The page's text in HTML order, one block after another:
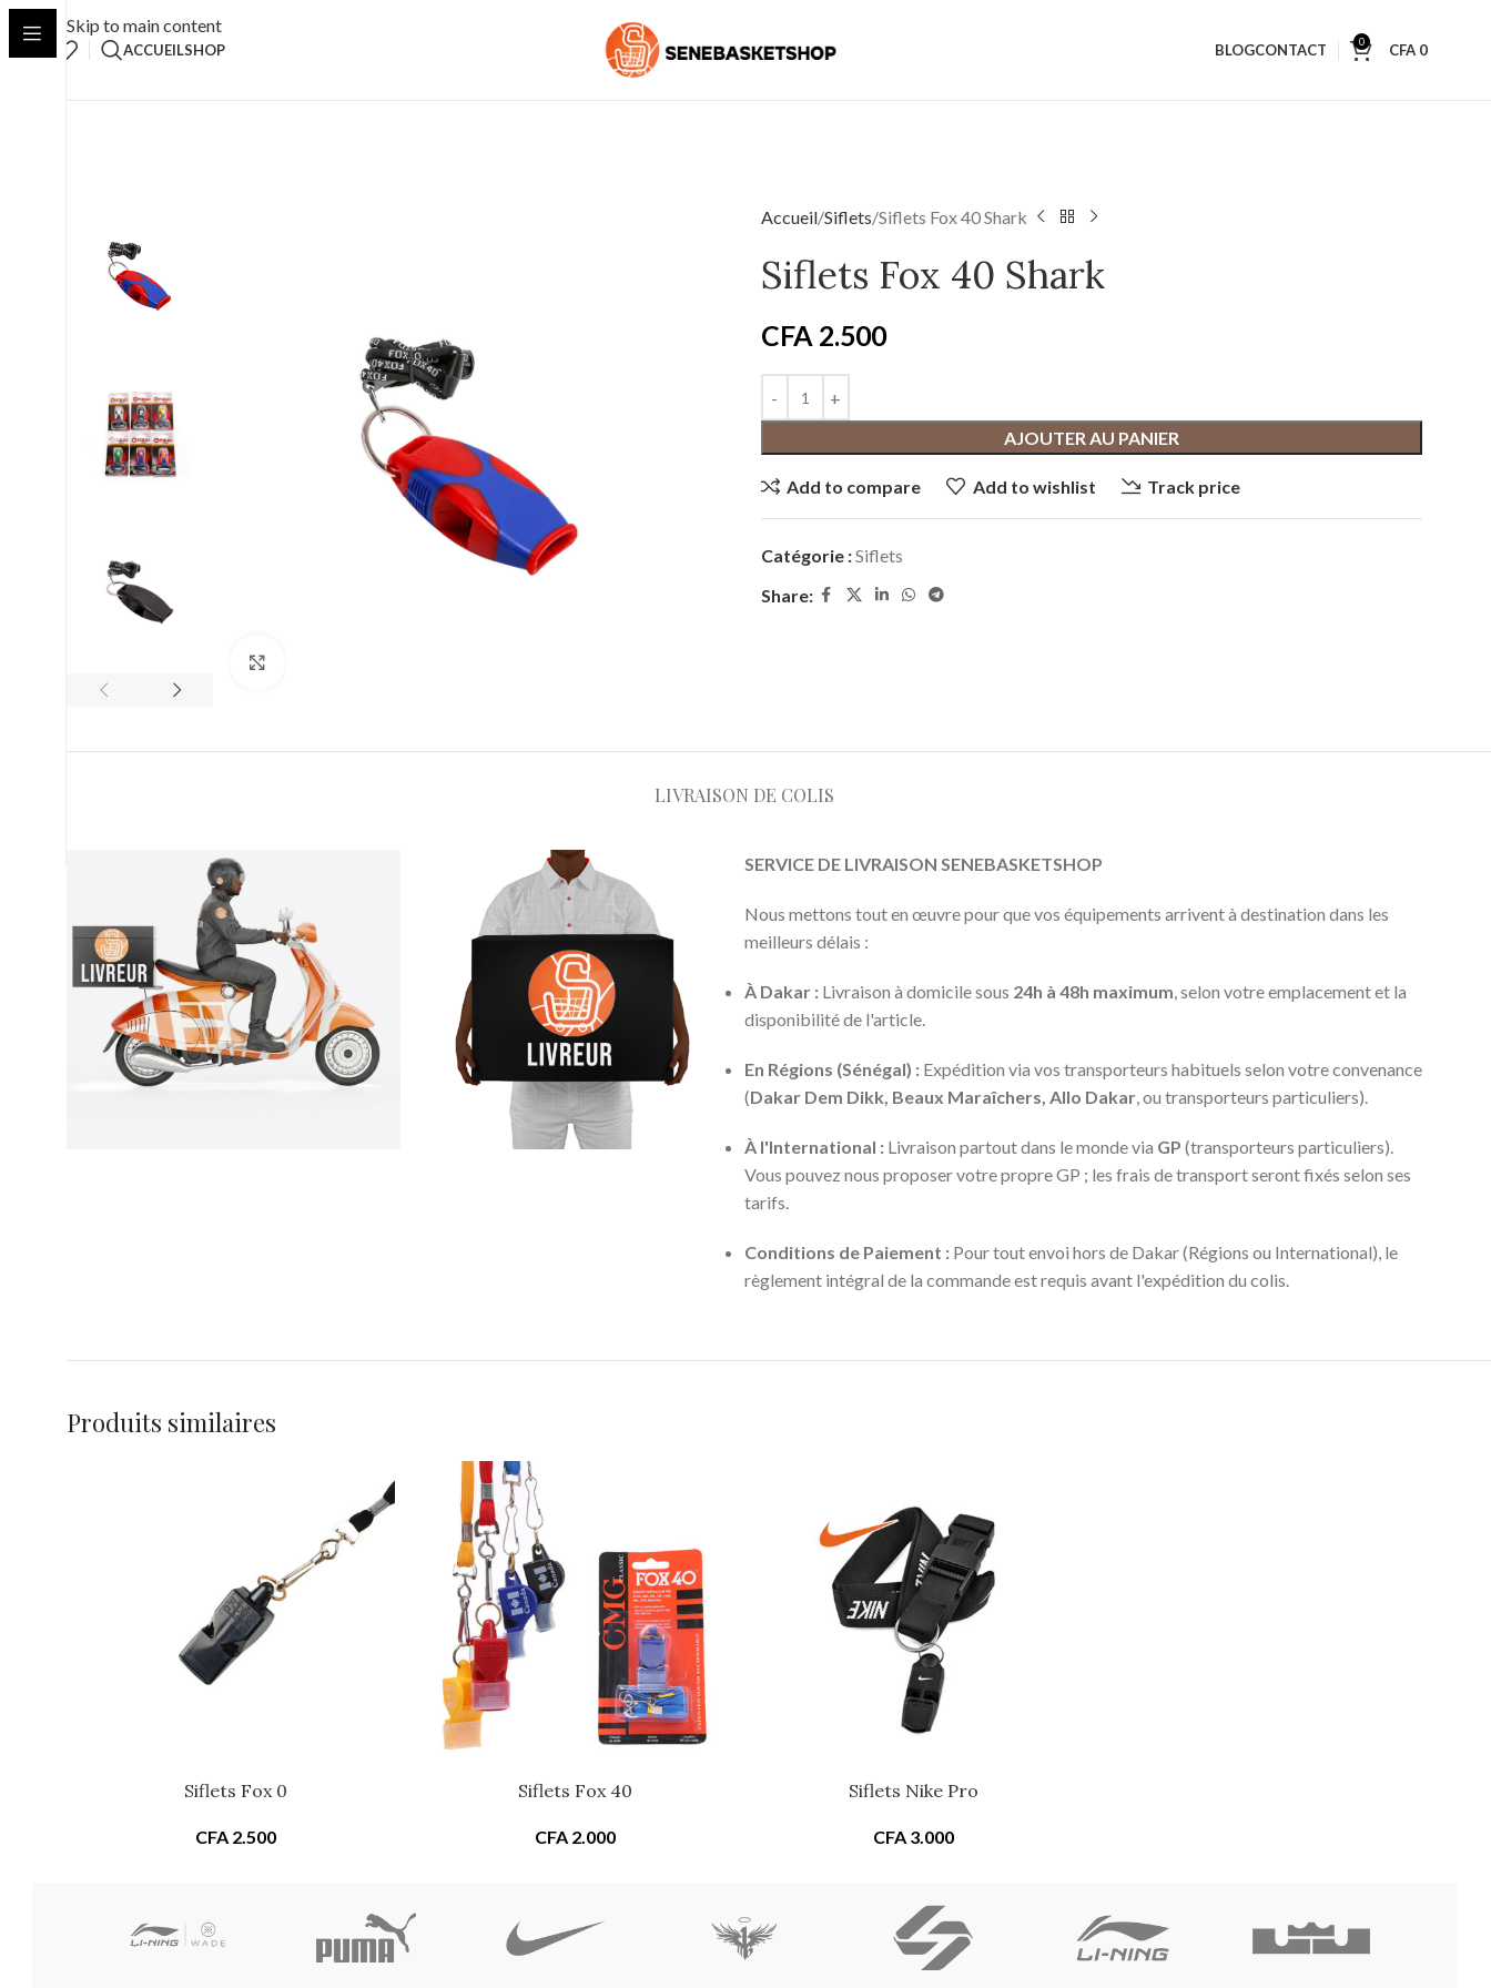
Skip to main content
ACCUEILSHOP BLOGCONTACT 0 CFA 0
Accueil Siflets Siflets Fox 40 Shark
Siflets Fox 40 Shark
CFA 2.500
AJOUTER AU PANIER
Add to compare Add to wishlist Track price
Catégorie :Siflets
Share:
LIVRAISON DE COLIS
SERVICE DE LIVRAISON SENEBASKETSHOP
Nous mettons tout en œuvre pour que vos équipements arrivent à destination dans les
meilleurs délais :
À Dakar : Livraison à domicile sous 24h à 48h maximum, selon votre emplacement et la
disponibilité de l'article.
En Régions (Sénégal) : Expédition via vos transporteurs habituels selon votre convenance
(Dakar Dem Dikk, Beaux Maraîchers, Allo Dakar, ou transporteurs particuliers).
À l'International : Livraison partout dans le monde via GP (transporteurs particuliers).
Vous pouvez nous proposer votre propre GP ; les frais de transport seront fixés selon ses
tarifs.
Conditions de Paiement : Pour tout envoi hors de Dakar (Régions ou International), le
règlement intégral de la commande est requis avant l'expédition du colis.
Produits similaires
Siflets Fox 0
CFA 2.500
Siflets Fox 40
CFA2.000
Siflets Nike Pro
CFA 3.000